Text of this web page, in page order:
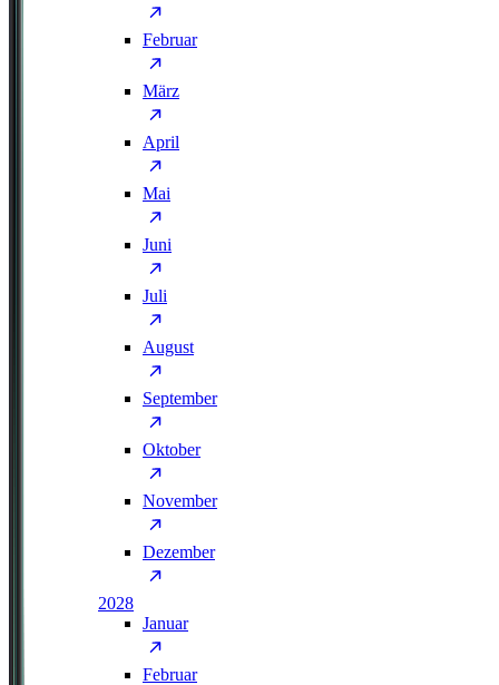
Februar
März
April
Mai
Juni
Juli
August
September
Oktober
November
Dezember
2028
Januar
Februar